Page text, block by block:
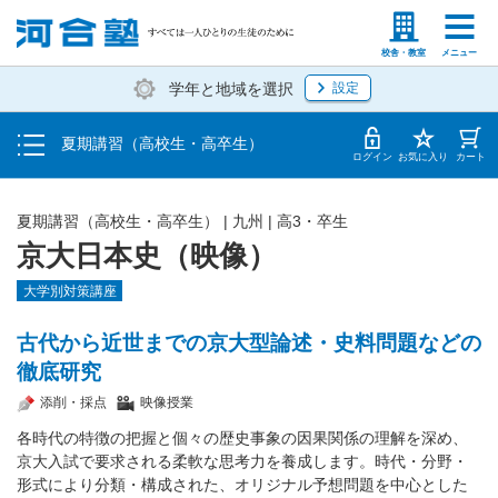
校舎・教室 メニュー
塾生の方 高等学校の先生
学年と地域を選択 設定
夏期講習（高校生・高卒生）
受講料・お申し込み方法
受講開始までの流れ
校舎・教室一覧 ログイン お気に入り カート
京大日本史（映像）
夏期講習（高校生・高卒生） | 九州 | 高3・卒生
大学別対策講座
古代から近世までの京大型論述・史料問題などの
徹底研究
添削・採点 映像授業
各時代の特徴の把握と個々の歴史事象の因果関係の理解を深め、
京大入試で要求される柔軟な思考力を養成します。時代・分野・
形式により分類・構成された、オリジナル予想問題を中心とした